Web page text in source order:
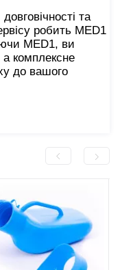
та
робить MED1
MED1, ви
а комплексне
до вашого